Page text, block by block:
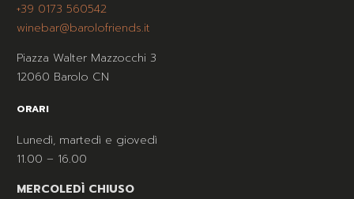
+39 0173 560542
winebar@barolofriends.it
Piazza Walter Mazzocchi 3
12060 Barolo CN
ORARI
Lunedì, martedì e giovedì
11.00 – 16.00
MERCOLEDÌ CHIUSO